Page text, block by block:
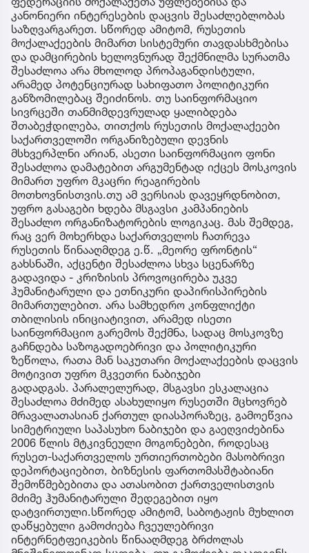
კანონიერი ინტერესების დაცვის შესაძლებლობას
საზღვარგარეთ. სწორედ ამიტომ, რუსეთის
მოქალაქეების მიმართ სისტემური თავდასხმებისა
და დამცირების ხელოვნურად შექმნილმა სურათმა
შესაძლოა არა მხოლოდ პროპაგანდისტული,
არამედ პოტენციურად სახიფათო პოლიტიკური
განზომილებაც შეიძინოს. თუ საინფორმაციო
სივრცეში თანმიმდევრულად ყალიბდება
შთაბეჭდილება, თითქოს რუსეთის მოქალაქეები
საქართველოში ორგანიზებული დევნის
მსხვერპლნი არიან, ასეთი საინფორმაციო ფონი
შესაძლოა დამატებით არგუმენტად იქცეს მოსკოვის
მიმართ უფრო მკაცრი რეაგირების
მოთხოვნისთვის.თუ ამ ვერსიას დავეყრდნობით,
უფრო გასაგები ხდება მსგავსი კამპანიების
შესაძლო ორგანიზატორების ლოგიკაც. მას შემდეგ,
რაც ვერ მოხერხდა საქართველოს ჩათრევა
რუსეთის წინააღმდეგ ე.წ. „მეორე ფრონტის“
გახსნაში, აქცენტი შესაძლოა სხვა სცენარზე
გადავიდა - კრიზისის პროვოცირება უკვე
ჰუმანიტარული და ეთნიკური დაპირისპირების
მიმართულებით. არა სამხედრო კონფლიქტი
თბილისის ინიციატივით, არამედ ისეთი
საინფორმაციო გარემოს შექმნა, სადაც მოსკოვზე
გაჩნდება საზოგადოებრივი და პოლიტიკური
ზეწოლა, რათა მან საკუთარი მოქალაქეების დაცვის
მოტივით უფრო მკვეთრი ნაბიჯები
გადადგას. პარალელურად, მსგავსი ესკალაცია
შესაძლოა მძიმედ ასახულიყო რუსეთში მცხოვრებ
მრავალათასიან ქართულ დიასპორაზეც, გამოეწვია
სიმეტრიული საპასუხო ნაბიჯები და გაეღვიძებინა
2006 წლის მტკივნეული მოგონებები, როდესაც
რუსეთ-საქართველოს ურთიერთობები მასობრივი
დეპორტაციებით, ბიზნესის ფართომასშტაბიანი
შემოწმებებითა და ათასობით ქართველისთვის
მძიმე ჰუმანიტარული შედეგებით იყო
დატვირთული.სწორედ ამიტომ, საბოტაჟის მუხლით
დაწყებული გამოძიება ჩვეულებრივი
ინტერნეტფეიკების წინააღმდეგ ბრძოლას